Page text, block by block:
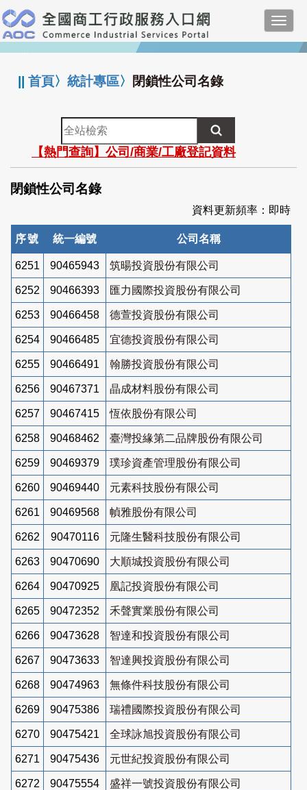
跳
到
主
要
:::
||首頁〉統計專區〉 閉鎖性公司名錄
全
站
檢
索
【熱門查詢】公司/商業/工廠登記資料
閉鎖性公司名錄
資料更新頻率：即時
序號 統一編號 公司名稱
6251 90465943 筑暘投資股份有限公司
6252 90466393 匯力國際投資股份有限公司
6253 90466458 德萱投資股份有限公司
6254 90466485 宜德投資股份有限公司
6255 90466491 翰勝投資股份有限公司
6256 90467371 晶成材料股份有限公司
6257 90467415 恆依股份有限公司
6258 90468462 臺灣投緣第二品牌股份有限公司
6259 90469379 璞珍資產管理股份有限公司
6260 90469440 元素科技股份有限公司
6261 90469568 幀雅股份有限公司
6262 90470116 元隆生醫科技股份有限公司
6263 90470690 大順城投資股份有限公司
6264 90470925 凰記投資股份有限公司
6265 90472352 禾聲實業股份有限公司
6266 90473628 智達和投資股份有限公司
6267 90473633 智達興投資股份有限公司
6268 90474963 無條件科技股份有限公司
6269 90475386 瑞禮國際投資股份有限公司
6270 90475421 全球詠旭投資股份有限公司
6271 90475436 元世紀投資股份有限公司
6272 90475554 盛祥一號投資股份有限公司